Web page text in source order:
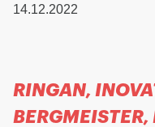
14.12.2022
RINGAN,
BERGMEISTER,